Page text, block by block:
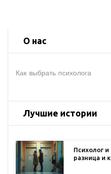
О нас
Как выбрать психолога
Лучшие истории
Психолог
разница и